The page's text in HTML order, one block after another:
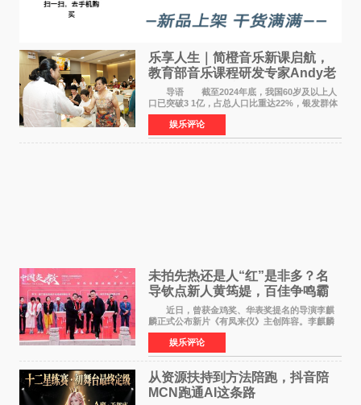
乐享人生｜简橙音乐新课启航，
教育部音乐课程研发专家Andy老
师重磅入驻领航银龄琴声
导语 截至2024年底，我国60岁及以上人
口已突破3 1亿，占总人口比重达22%，银发群体
的精神文化需求日益凸显。2024年1月，国务院办
公厅印发《关于发展银发经济增进老年人福祉的
意见》——这是
娱乐评论
未拍先热还是人“红”是非多？名
导钦点新人黄筠媞，百佳争鸣霸
气回应
近日，曾获金鸡奖、华表奖提名的导演李麒
麟正式公布新片《有凤来仪》主创阵容。李麒麟
早年凭电影《华容道》获得金鸡奖、华表奖提
名，此后长期参与国内外电影制作，其担任制片
人参与的作品亦曾
娱乐评论
从资源扶持到方法陪跑，抖音陪
MCN跑通AI这条路